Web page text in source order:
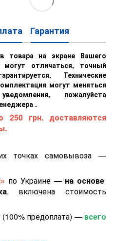
Гарантия
товара на экране Вашего
отличаться, точный
Технические
могут меняться
пожалуйста
.
250 грн. доставляются
точках самовывоза —
по Украине — на основе
, включена стоимость
предоплата) — всего